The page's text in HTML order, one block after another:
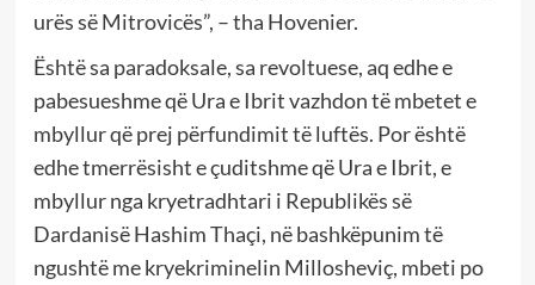
urës së Mitrovicës”, – tha Hovenier.
Është sa paradoksale, sa revoltuese, aq edhe e
pabesueshme që Ura e Ibrit vazhdon të mbetet e
mbyllur që prej përfundimit të luftës. Por është
edhe tmerrësisht e çuditshme që Ura e Ibrit, e
mbyllur nga kryetradhtari i Republikës së
Dardanisë Hashim Thaçi, në bashkëpunim të
ngushtë me kryekriminelin Millosheviç, mbeti po